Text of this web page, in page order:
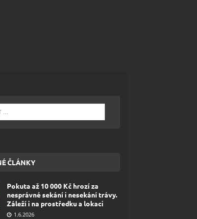
ČLÁNKY
Pokuta až 10 000 Kč hrozí za
nesprávné sekání i nesekání trávy.
Záleží i na prostředku a lokaci
1.6.2026